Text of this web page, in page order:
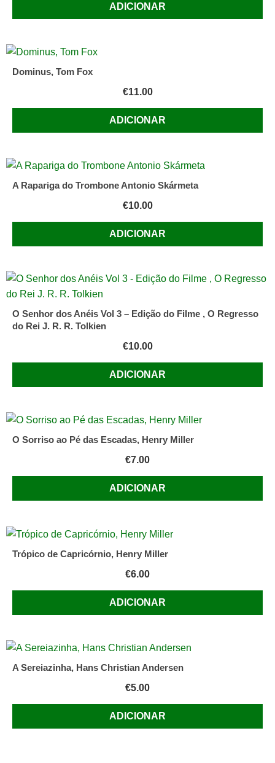
ADICIONAR
Dominus, Tom Fox
€11.00
ADICIONAR
A Rapariga do Trombone Antonio Skármeta
€10.00
ADICIONAR
O Senhor dos Anéis Vol 3 – Edição do Filme , O Regresso
do Rei J. R. R. Tolkien
€10.00
ADICIONAR
O Sorriso ao Pé das Escadas, Henry Miller
€7.00
ADICIONAR
Trópico de Capricórnio, Henry Miller
€6.00
ADICIONAR
A Sereiazinha, Hans Christian Andersen
€5.00
ADICIONAR